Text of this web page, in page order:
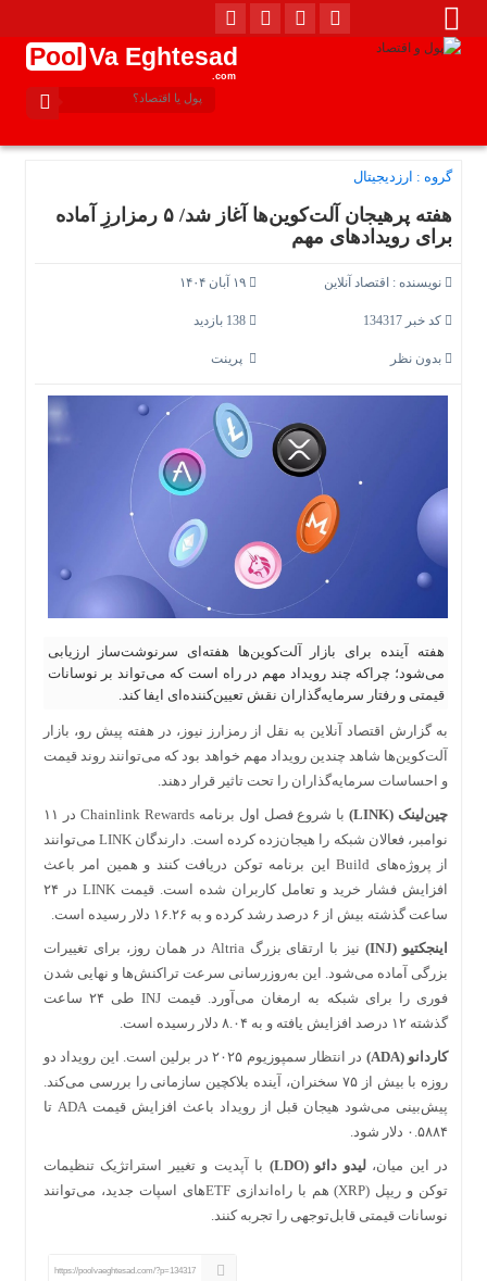
Pool Va Eghtesad
.com
گروه : ارزدیجیتال
هفته پرهیجان آلت‌کوین‌ها آغاز شد/ ۵ رمزارزِ آماده
برای رویدادهای مهم
نویسنده : اقتصاد آنلاین ۱۹ آبان ۱۴۰۴
کد خبر 134317 138 بازدید
بدون نظر پرینت
هفته آینده برای بازار آلت‌کوین‌ها هفته‌ای سرنوشت‌ساز ارزیابی
می‌شود؛ چراکه چند رویداد مهم در راه است که می‌تواند بر نوسانات
قیمتی و رفتار سرمایه‌گذاران نقش تعیین‌کننده‌ای ایفا کند.
به گزارش اقتصاد آنلاین به نقل از رمزارز نیوز، در هفته پیش رو، بازار
آلت‌کوین‌ها شاهد چندین رویداد مهم خواهد بود که می‌توانند روند قیمت
و احساسات سرمایه‌گذاران را تحت تاثیر قرار دهند.
چین‌لینک (LINK)
با شروع فصل اول برنامه Chainlink Rewards در ۱۱
نوامبر، فعالان شبکه را هیجان‌زده کرده است. دارندگان LINK می‌توانند
از پروژه‌های Build این برنامه توکن دریافت کنند و همین امر باعث
افزایش فشار خرید و تعامل کاربران شده است. قیمت LINK در ۲۴
ساعت گذشته بیش از ۶ درصد رشد کرده و به ۱۶.۲۶ دلار رسیده است.
اینجکتیو (INJ)
نیز با ارتقای بزرگ Altria در همان روز، برای تغییرات
بزرگی آماده می‌شود. این به‌روزرسانی سرعت تراکنش‌ها و نهایی شدن
فوری را برای شبکه به ارمغان می‌آورد. قیمت INJ طی ۲۴ ساعت
گذشته ۱۲ درصد افزایش یافته و به ۸.۰۴ دلار رسیده است.
کاردانو (ADA)
در انتظار سمپوزیوم ۲۰۲۵ در برلین است. این رویداد دو
روزه با بیش از ۷۵ سخنران، آینده بلاکچین سازمانی را بررسی می‌کند.
پیش‌بینی می‌شود هیجان قبل از رویداد باعث افزایش قیمت ADA تا
۰.۵۸۸۴ دلار شود.
در این میان،لیدو دائو (LDO)
با آپدیت و تغییر استراتژیک تنظیمات
توکن و ریپل (XRP) هم با راه‌اندازی ETF‌های اسپات جدید، می‌توانند
نوسانات قیمتی قابل‌توجهی را تجربه کنند.
https://poolvaeghtesad.com/?p=134317